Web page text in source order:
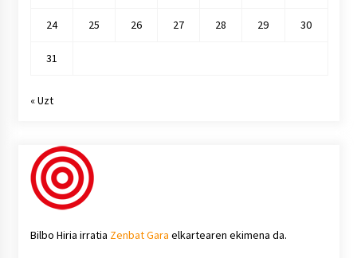
24 25 26 27 28 29 30
31
« Uzt
Bilbo Hiria irratia Zenbat Gara elkartearen ekimena da.